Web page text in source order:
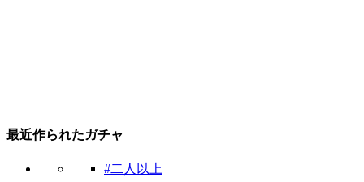
最近作られたガチャ
#二人以上